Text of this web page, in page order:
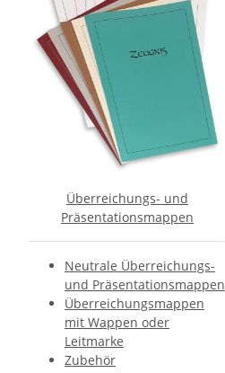
Überreichungs- und
Präsentationsmappen
Neutrale Überreichungs-
und Präsentationsmappen
Überreichungsmappen
mit Wappen oder
Leitmarke
Zubehör